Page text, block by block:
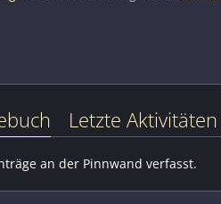
Letzte Aktivitäten
an der Pinnwand verfasst.